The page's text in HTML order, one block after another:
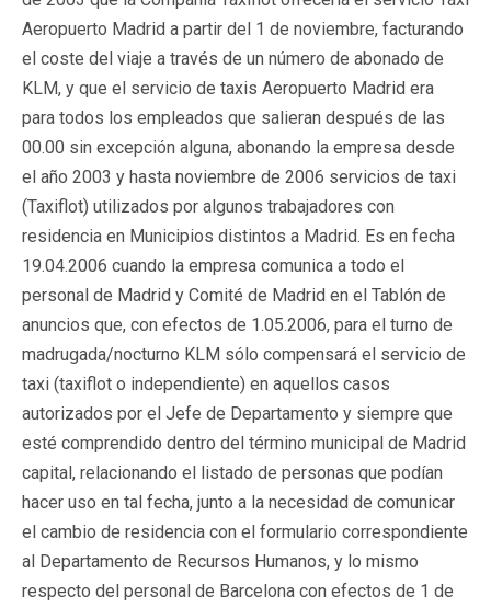
Aeropuerto Madrid a partir del 1 de noviembre, facturando
el coste del viaje a través de un número de abonado de
KLM, y que el servicio de taxis Aeropuerto Madrid era
para todos los empleados que salieran después de las
00.00 sin excepción alguna, abonando la empresa desde
el año 2003 y hasta noviembre de 2006 servicios de taxi
(Taxiflot) utilizados por algunos trabajadores con
residencia en Municipios distintos a Madrid. Es en fecha
19.04.2006 cuando la empresa comunica a todo el
personal de Madrid y Comité de Madrid en el Tablón de
anuncios que, con efectos de 1.05.2006, para el turno de
madrugada/nocturno KLM sólo compensará el servicio de
taxi (taxiflot o independiente) en aquellos casos
autorizados por el Jefe de Departamento y siempre que
esté comprendido dentro del término municipal de Madrid
capital, relacionando el listado de personas que podían
hacer uso en tal fecha, junto a la necesidad de comunicar
el cambio de residencia con el formulario correspondiente
al Departamento de Recursos Humanos, y lo mismo
respecto del personal de Barcelona con efectos de 1 de